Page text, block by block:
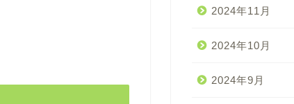
2024年11月
2024年10月
2024年9月